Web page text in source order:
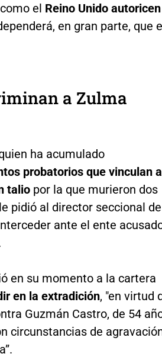
el Reino Unido autoricen
en gran parte, que
a Zulma
ha acumulado
probatorios que vinculan a
taliopor la que murieron dos
pidió al director seccional de
ante el ente
en su momento a la cartera
en la extradición, "en virtud
Guzmán Castro, de 54
circunstancias de